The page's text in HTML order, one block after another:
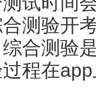
测验开
合测验
程在